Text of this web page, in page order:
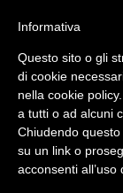
Informativa
Questo sito o gli
di cookie
nella cookie
a tutti o ad alcuni
Chiudendo
su un link o
acconsenti all’uso